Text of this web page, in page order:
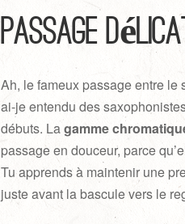
passage
Ah, le fameux passage entre
ai-je entendu des
débuts. Lagamme
passage en douceur, parce
Tu apprends à maintenir une
juste avant la bascule vers le